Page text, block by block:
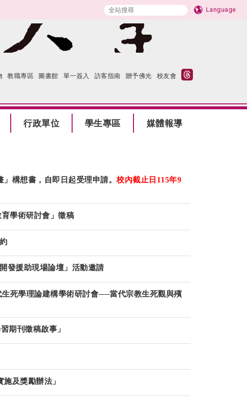
Language
教職專區 圖書館 單一簽入 訪客指南 贈予佛光 校友會
行政單位 學生專區 媒體報導
」構想書，自即日起受理申請。校內截止日 115年9
育學術研討會」徵稿
發援助現場論壇」活動邀請
死學理論建構學術研討會──當代宗教生死觀與殯
期刊徵稿啟事」
及獎勵辦法」